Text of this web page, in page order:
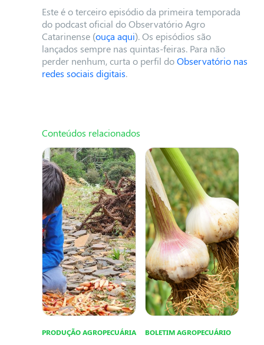
Este é o terceiro episódio da primeira temporada
do podcast oficial do Observatório Agro
Catarinense (ouça aqui). Os episódios são
lançados sempre nas quintas-feiras. Para não
perder nenhum, curta o perfil doObservatório nas
redes sociais digitais.
Conteúdos relacionados
PRODUÇÃO AGROPECUÁRIA BOLETIM AGROPECUÁRIO